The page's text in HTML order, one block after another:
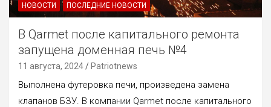
НОВОСТИ ПОСЛЕДНИЕ НОВОСТИ
В Qarmet после капитального ремонта
запущена доменная печь №4
11 августа, 2024 Patriotnews
Выполнена футеровка печи, произведена замена
клапанов БЗУ. В компании Qarmet после капитального